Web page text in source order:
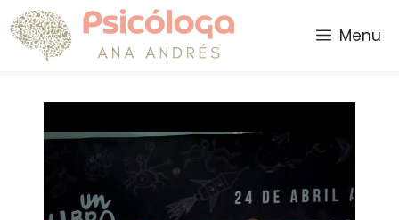
Saltar
al
contenido
Menu